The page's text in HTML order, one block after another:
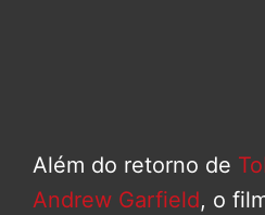
Além do retorno de
Andrew Garfield, o